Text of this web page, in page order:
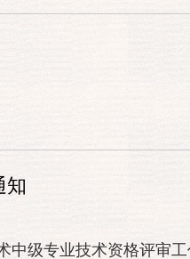
知
中级专业技术资格评审